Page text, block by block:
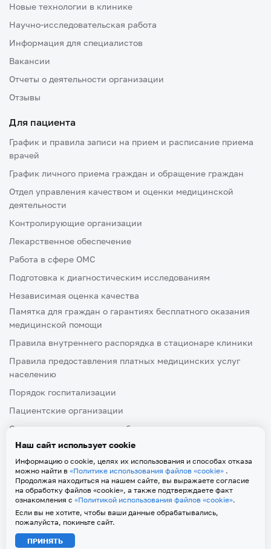
Новые технологии в клинике
Научно-исследовательская работа
Информация для специалистов
Вакансии
Отчеты о деятельности организации
Отзывы
Для пациента
График и правила записи на прием и расписание приема
врачей
График личного приема граждан и обращение граждан
Отдел управления качеством и оценки медицинской
деятельности
Контролирующие организации
Лекарственное обеспечение
Работа в сфере ОМС
Подготовка к диагностическим исследованиям
Независимая оценка качества
Памятка для граждан о гарантиях бесплатного оказания
медицинской помощи
Правила внутреннего распорядка в стационаре клиники
Правила предоставления платных медицинских услуг
населению
Порядок госпитализации
Пациентские организации
Ознакомление пациента либо его законного представителя
с медицинской документацией, отражающей состояние
2026 © Клиника и Поликлиника ФГБОУ ВО Тверского ГМУ
Политика обработки персональных данных
Политика использования файлов «cookie»
Наш сайт использует cookie
Информацию о cookie, целях их использования и способах отказа
можно найти в «Политике использования файлов «cookie» .
Продолжая находиться на нашем сайте, вы выражаете согласие
на обработку файлов «cookie», а также подтверждаете факт
ознакомления с «Политикой использования файлов «cookie».
Если вы не хотите, чтобы ваши данные обрабатывались,
пожалуйста, покиньте сайт.
ПРИНЯТЬ